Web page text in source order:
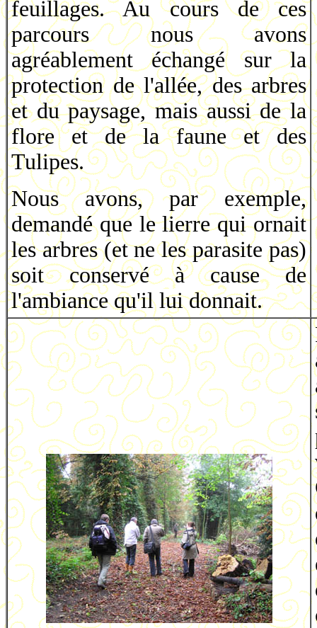
feuillages. Au cours de ces
parcours nous avons
agréablement échangé sur la
protection de l'allée, des arbres
et du paysage, mais aussi de la
flore et de la faune et des
Tulipes.
Nous avons, par exemple,
demandé que le lierre qui ornait
les arbres (et ne les parasite pas)
soit conservé à cause de
l'ambiance qu'il lui donnait.